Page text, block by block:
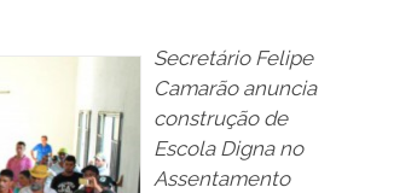
Secretário Felipe
Camarão anuncia
construção de
Escola Digna no
Assentamento